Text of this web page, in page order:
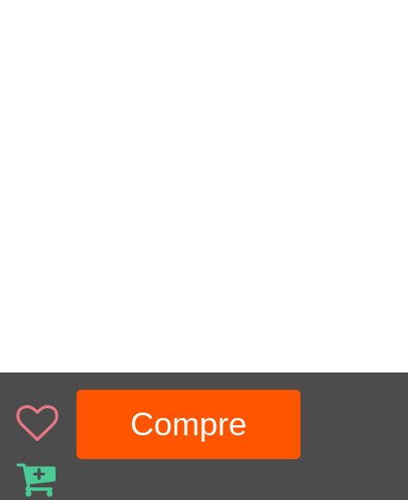
Compre